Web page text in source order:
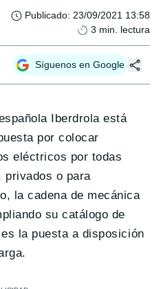
Publicado: 23/09/2021 13:58
3 min. lectura
Síguenos en Google
Iberdrola está
por colocar
eléctricos por todas
privados o para
la cadena de mecánica
su catálogo de
la puesta a disposición